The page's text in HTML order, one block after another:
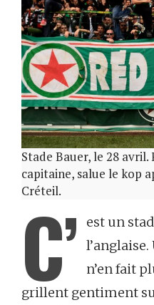
Stade Bauer, le 28
capitaine, salue le kop
Créteil.
C’
est un
n’en fait
grillent gentiment